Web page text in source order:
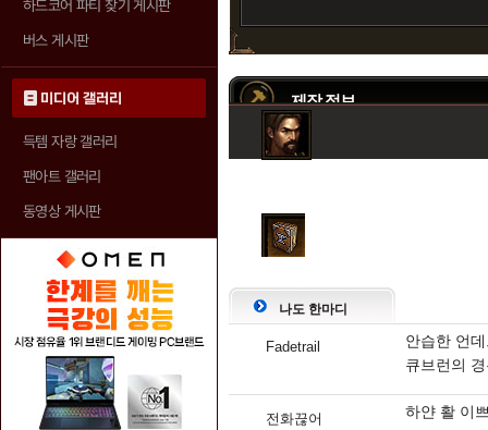
하드코어 파티 찾기 게시판
버스 게시판
미디어 갤러리
득템 자랑 갤러리
팬아트 갤러리
동영상 게시판
제작 정보
나도 한마디
Fadetrail
안습한 언
큐브런의
전화끊어 하얀 활 이